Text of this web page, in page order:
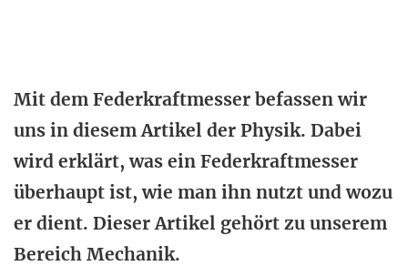
Mit dem Federkraftmesser befassen wir
uns in diesem Artikel der Physik. Dabei
wird erklärt, was ein Federkraftmesser
überhaupt ist, wie man ihn nutzt und wozu
er dient. Dieser Artikel gehört zu unserem
Bereich Mechanik.